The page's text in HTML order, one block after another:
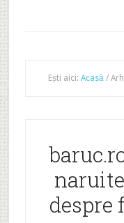
Ești aici: Acasă /
despre